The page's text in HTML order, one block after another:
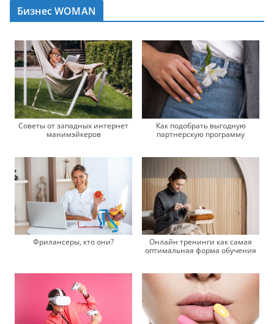
Бизнес WOMAN
Советы от западных интернет
манимэйкеров
Как подобрать выгодную
партнерскую программу
Фрилансеры, кто они?
Онлайн тренинги как самая
оптимальная форма обучения